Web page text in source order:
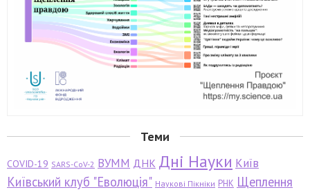
Теми
COVID-19 SARS-CoV-2 ВУММ ДНК Дні Науки Київ
Київський клуб "Еволюція" Наукові Пікніки РНК Щеплення